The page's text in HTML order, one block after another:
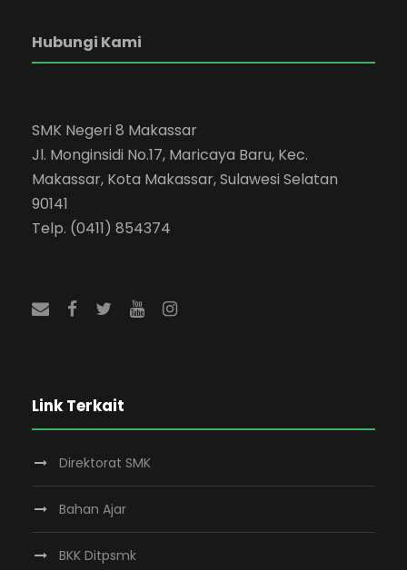
Hubungi Kami
SMK Negeri 8 Makassar
Jl. Monginsidi No.17, Maricaya Baru, Kec.
Makassar, Kota Makassar, Sulawesi Selatan
90141
Telp. (0411) 854374
Link Terkait
Direktorat SMK
Bahan Ajar
BKK Ditpsmk